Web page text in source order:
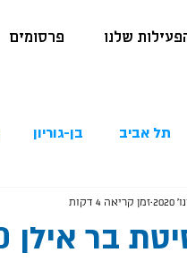
פרסומים שלנו
תל אביב בן-גוריון
אילן 19.01.2020
זמן קריאה 4 דקות